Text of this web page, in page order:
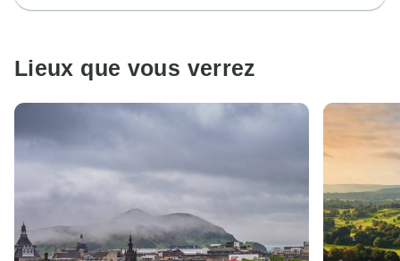
Lieux que vous verrez